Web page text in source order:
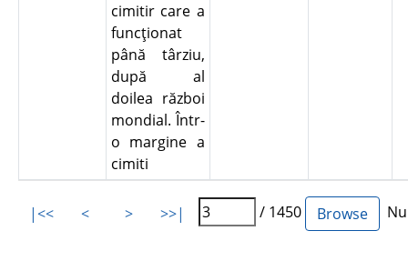
cimitir care a
funcţionat
până târziu,
după al
doilea război
mondial. Într-
o margine a
cimiti
|<< < > >>| / 1450